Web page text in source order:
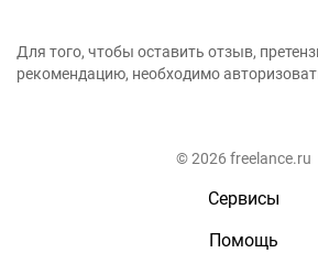
Для того, чтобы оставить отзыв,
рекомендацию, необходимо
© 2026 freelance.ru
Сервисы
Помощь